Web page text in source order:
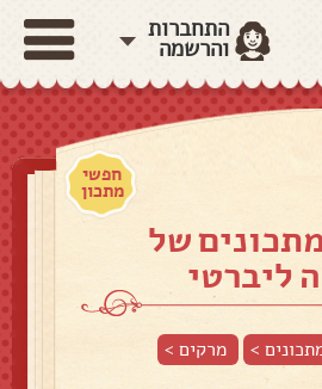
התחברות
והרשמה
חפשי
מתכון
של
ליברטי
> מרקים>